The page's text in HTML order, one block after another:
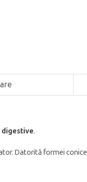
digestive.
Datorită formei